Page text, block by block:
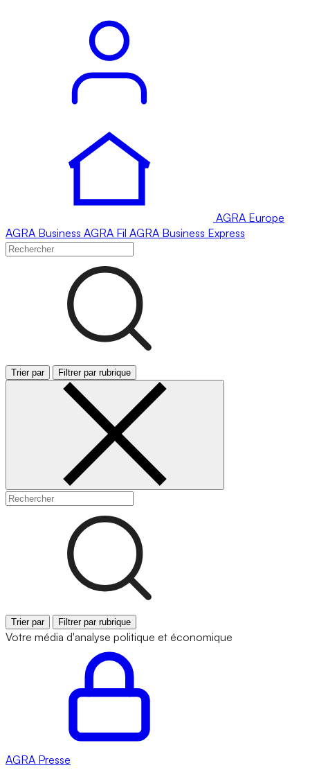
AGRA Europe
AGRA Business AGRA Fil AGRA Business Express
Trier par Filtrer par rubrique
Trier par Filtrer par rubrique
Votre média d'analyse politique et économique
AGRA Presse